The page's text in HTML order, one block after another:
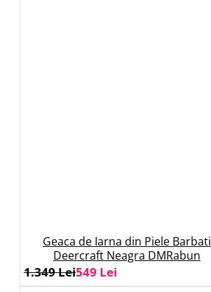
Geaca de Iarna din Piele Barbati
Deercraft Neagra DMRabun
549 Lei
1.349 Lei